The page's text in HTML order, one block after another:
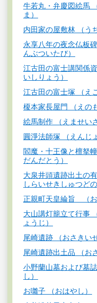
牛若丸・弁慶図絵馬
ま）
内田家の屋敷林 （う
永享八年の夜念仏板
んぶついたび）
江古田の富士講関係
いしりょう）
江古田の富士塚 （え
榎本家長屋門 （えの
絵馬制作 （えませい
圓淨法師塚 （えんじ
閻魔・十王像と檀拏
だんだとう）
大泉井頭遺跡出土の
しらいせきしゅつど
正親町天皇綸旨 （お
大山講灯籠立て行事
ょうじ）
尾崎遺跡 （おさきい
尾崎遺跡出土品 （お
小野蘭山墓および墓
し）
お囃子 （おはやし）